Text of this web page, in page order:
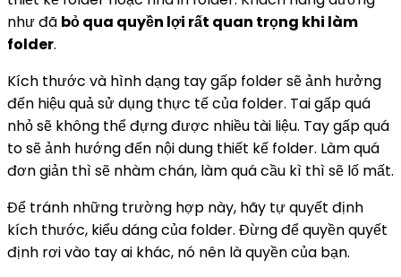
như đã bỏ qua quyền lợi rất quan trọng khi làm
folder.
Kích thước và hình dạng tay gấp folder sẽ ảnh hưởng
đến hiệu quả sử dụng thực tế của folder. Tai gấp quá
nhỏ sẽ không thể đựng được nhiều tài liệu. Tay gấp quá
to sẽ ảnh hướng đến nội dung thiết kế folder. Làm quá
đơn giản thì sẽ nhàm chán, làm quá cầu kì thì sẽ lố mất.
Để tránh những trường hợp này, hãy tự quyết định
kích thước, kiểu dáng của folder. Đừng để quyền quyết
định rơi vào tay ai khác, nó nên là quyền của bạn.